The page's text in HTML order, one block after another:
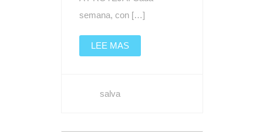
semana, con […]
LEE MAS
salva